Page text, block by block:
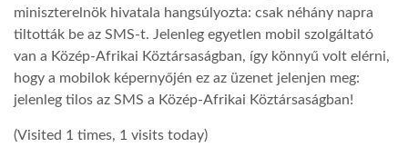
miniszterelnök hivatala hangsúlyozta: csak néhány napra
tiltották be az SMS-t. Jelenleg egyetlen mobil szolgáltató
van a Közép-Afrikai Köztársaságban, így könnyű volt elérni,
hogy a mobilok képernyőjén ez az üzenet jelenjen meg:
jelenleg tilos az SMS a Közép-Afrikai Köztársaságban!
(Visited 1 times, 1 visits today)